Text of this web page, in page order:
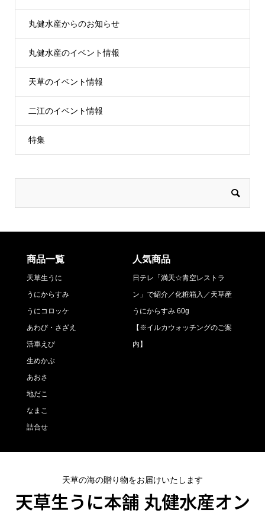
丸健水産からのお知らせ
丸健水産のイベント情報
天草のイベント情報
二江のイベント情報
特集
商品一覧
天草生うに
うにからすみ
うにコロッケ
あわび・さざえ
活車えび
生めかぶ
あおさ
地だこ
なまこ
詰合せ
人気商品
日テレ「満天☆青空レストラ
ン」で紹介／化粧箱入／天草産
うにからすみ 60g
【※イルカウォッチングのご案
内】
天草の海の贈り物をお届けいたします
天草生うに本舗 丸健水産オン